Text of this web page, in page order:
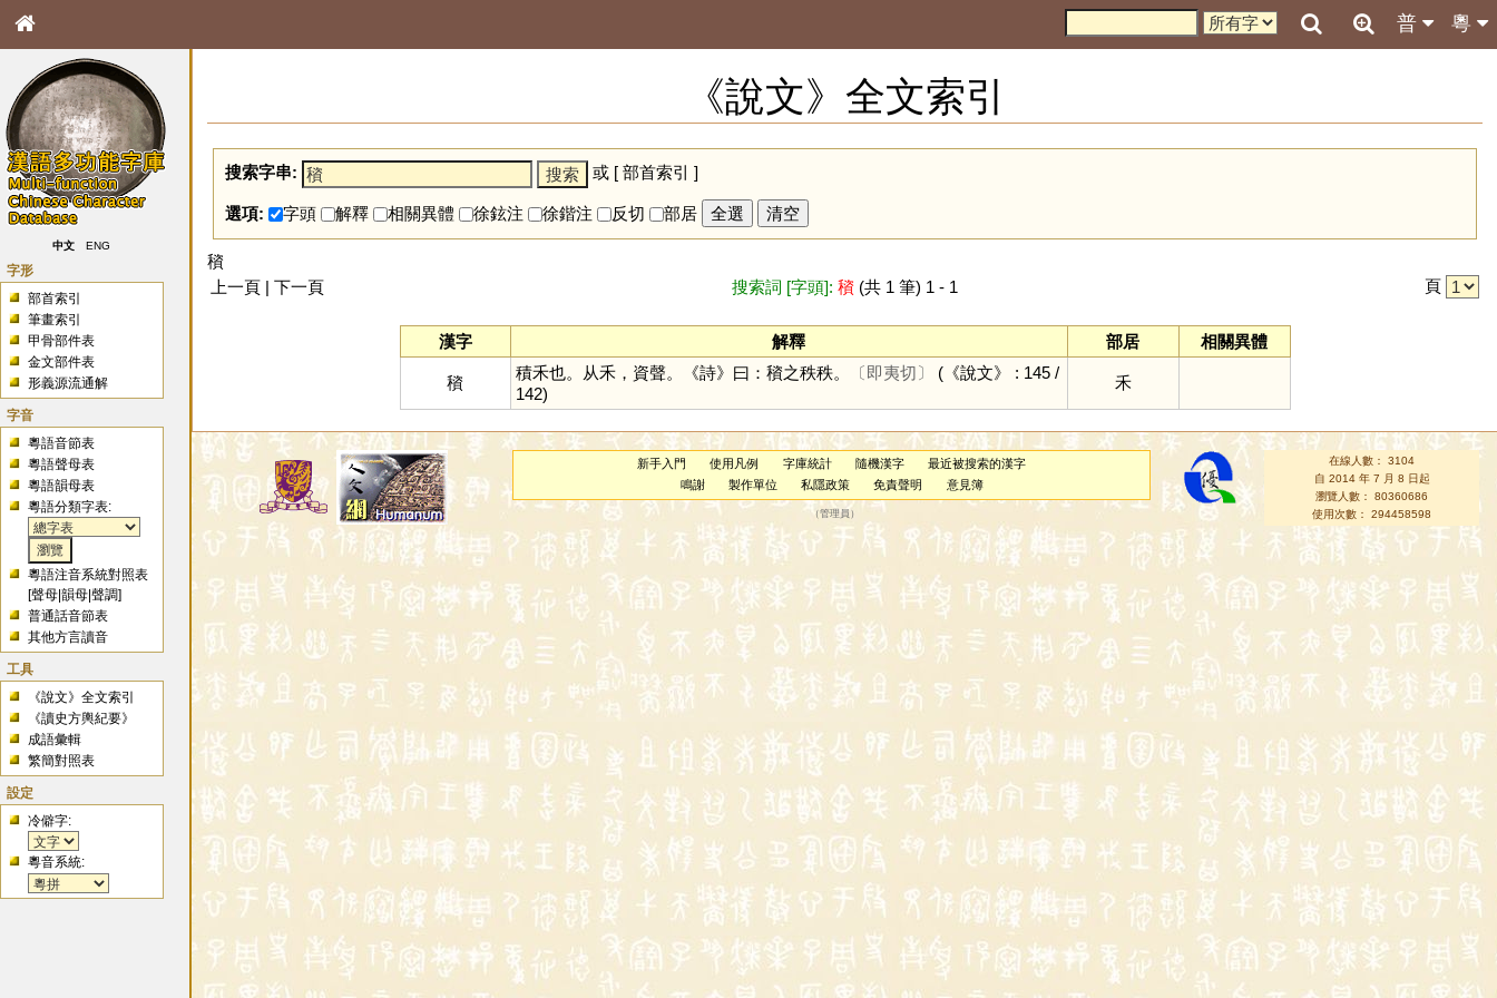
粵
普
中文 ENG
字形
部首索引
筆畫索引
甲骨部件表
金文部件表
形義源流通解
字音
粵語音節表
粵語聲母表
粵語韻母表
粵語分類字表:
粵語注音系統對照表
[聲母 |韻母 |聲調]
普通話音節表
其他方言讀音
工具
《說文》全文索引
《讀史方輿紀要》
成語彙輯
繁簡對照表
設定
冷僻字:
粵音系統:
《說文》全文索引
搜索字串: 或 [ 部首索引 ]
選項: 字頭 解釋 相關異體 徐鉉注 徐鍇注 反切 部居 全選 清空
䆅
上一頁 | 下一頁
搜索詞 [字頭]: 䆅(共 1 筆) 1 - 1 頁
漢字 解釋 部居 相關異體
䆅
積禾也。从禾，資聲。《詩》曰：䆅之秩秩。 〔即夷切〕
(《說文》 : 145 /
142)
禾
新手入門 使用凡例 字庫統計 隨機漢字
最近被搜索的漢字
鳴謝
製作單位 私隱政策 免責聲明 意見簿
（管理員 ）
在線人數： 3104
自 2014 年 7 月 8 日起
瀏覽人數： 80360686
使用次數： 294458598